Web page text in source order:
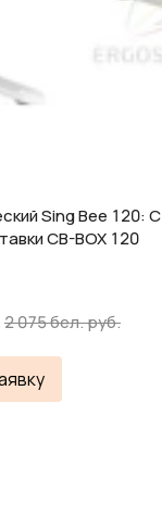
Sing Bee 120:
CB-BOX 120
2 075бел. руб.